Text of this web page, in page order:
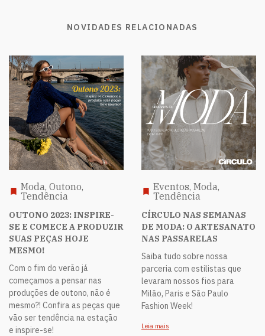
NOVIDADES RELACIONADAS
Moda, Outono,
Tendência
OUTONO 2023: INSPIRE-
SE E COMECE A PRODUZIR
SUAS PEÇAS HOJE
MESMO!
Com o fim do verão já
começamos a pensar nas
produções de outono, não é
mesmo?! Confira as peças que
vão ser tendência na estação
e inspire-se!
Eventos, Moda,
Tendência
CÍRCULO NAS SEMANAS
DE MODA: O ARTESANATO
NAS PASSARELAS
Saiba tudo sobre nossa
parceria com estilistas que
levaram nossos fios para
Milão, Paris e São Paulo
Fashion Week!
Leia mais